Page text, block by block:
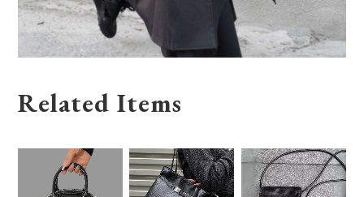
Related Items